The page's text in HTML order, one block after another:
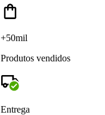
+50mil
Produtos vendidos
Entrega